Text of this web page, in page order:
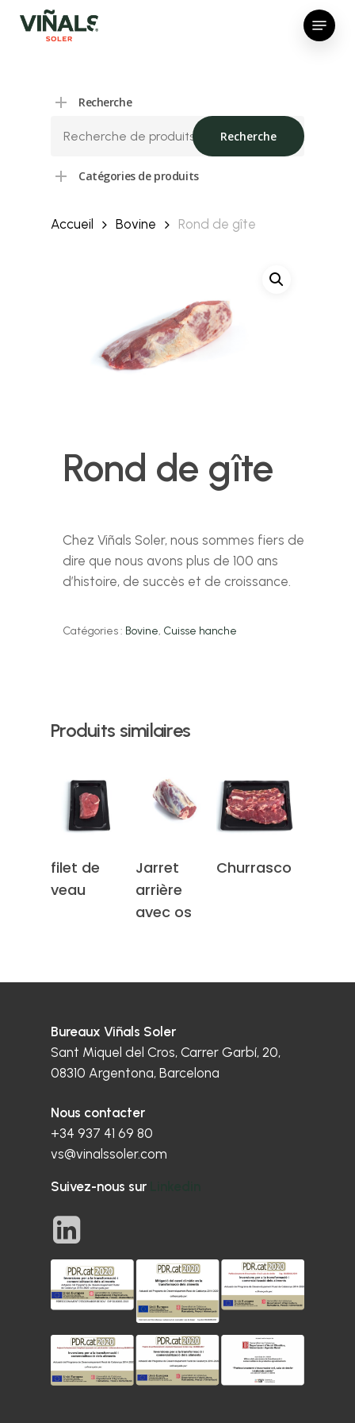
Menu
Recherche
pour :
Recherche
Catégories de produits
Accueil Bovine Rond de gîte
Rond de gîte
Chez Viñals Soler, nous sommes fiers de
dire que nous avons plus de 100 ans
d’histoire, de succès et de croissance.
Catégories : Bovine, Cuisse hanche
Produits similaires
Suite
filet de
veau
Suite
Jarret
arrière
avec os
Suite
Churrasco
Bureaux Viñals Soler
Sant Miquel del Cros, Carrer Garbí, 20,
08310 Argentona, Barcelona
Nous contacter
+34 937 41 69 80
vs@vinalssoler.com
Suivez-nous sur